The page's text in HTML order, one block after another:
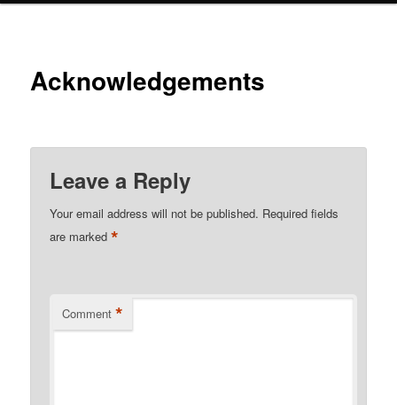
Acknowledgements
Leave a Reply
Your email address will not be published. Required fields
are marked*
Comment *